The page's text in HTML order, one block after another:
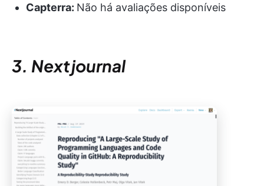
Capterra: Não há avaliações disponíveis
3. Nextjournal